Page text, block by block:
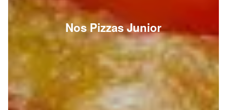
Nos Pizzas Junior